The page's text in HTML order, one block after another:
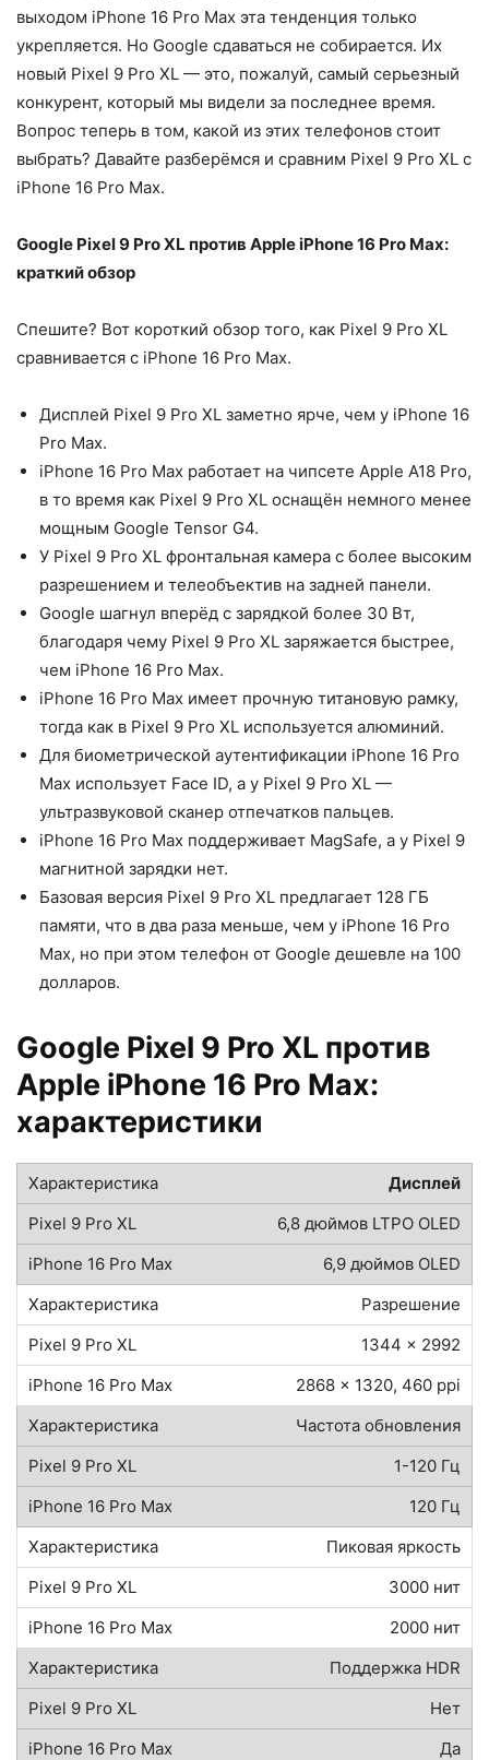
выходом iPhone 16 Pro Max эта тенденция только
укрепляется. Но Google сдаваться не собирается. Их
новый Pixel 9 Pro XL — это, пожалуй, самый серьезный
конкурент, который мы видели за последнее время.
Вопрос теперь в том, какой из этих телефонов стоит
выбрать? Давайте разберёмся и сравним Pixel 9 Pro XL с
iPhone 16 Pro Max.
Google Pixel 9 Pro XL против Apple iPhone 16 Pro Max:
краткий обзор
Спешите? Вот короткий обзор того, как Pixel 9 Pro XL
сравнивается с iPhone 16 Pro Max.
Дисплей Pixel 9 Pro XL заметно ярче, чем у iPhone 16
Pro Max.
iPhone 16 Pro Max работает на чипсете Apple A18 Pro,
в то время как Pixel 9 Pro XL оснащён немного менее
мощным Google Tensor G4.
У Pixel 9 Pro XL фронтальная камера с более высоким
разрешением и телеобъектив на задней панели.
Google шагнул вперёд с зарядкой более 30 Вт,
благодаря чему Pixel 9 Pro XL заряжается быстрее,
чем iPhone 16 Pro Max.
iPhone 16 Pro Max имеет прочную титановую рамку,
тогда как в Pixel 9 Pro XL используется алюминий.
Для биометрической аутентификации iPhone 16 Pro
Max использует Face ID, а у Pixel 9 Pro XL —
ультразвуковой сканер отпечатков пальцев.
iPhone 16 Pro Max поддерживает MagSafe, а у Pixel 9
магнитной зарядки нет.
Базовая версия Pixel 9 Pro XL предлагает 128 ГБ
памяти, что в два раза меньше, чем у iPhone 16 Pro
Max, но при этом телефон от Google дешевле на 100
долларов.
Google Pixel 9 Pro XL против
Apple iPhone 16 Pro Max:
характеристики
Дисплей
6,8 дюймов LTPO OLED
6,9 дюймов OLED
Разрешение
1344 x 2992
2868 x 1320, 460 ppi
Частота обновления
1-120 Гц
120 Гц
Пиковая яркость
3000 нит
2000 нит
Поддержка HDR
Нет
Да